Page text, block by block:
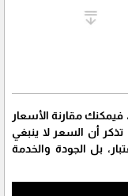
مقارنة الأسعار
أن السعر لا ينبغي
بل الجودة والخدمة